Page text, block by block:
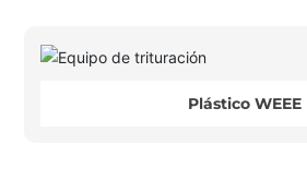
Plástico WEEE